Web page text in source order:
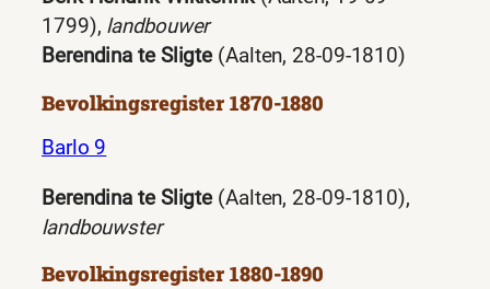
1799), landbouwer
Berendina te Sligte(Aalten, 28-09-1810)
Bevolkingsregister 1870-1880
Barlo 9
Berendina te Sligte(Aalten, 28-09-1810),
landbouwster
Bevolkingsregister 1880-1890